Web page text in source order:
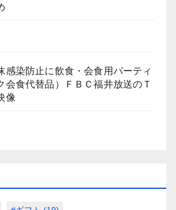
感染防止に飲食・会食用パーティ
会食代替品）ＦＢＣ福井放送のＴ
像